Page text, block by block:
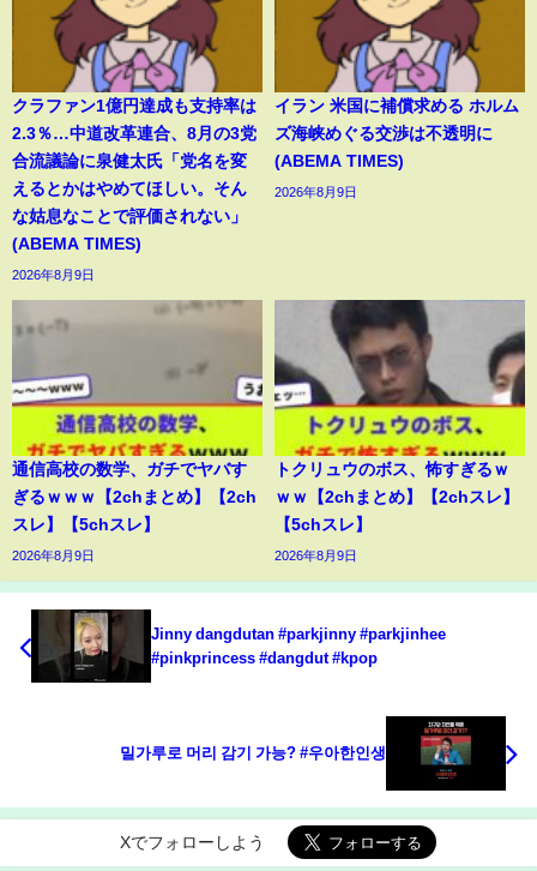
クラファン1億円達成も支持率は
2.3％…中道改革連合、8月の3党
合流議論に泉健太氏「党名を変
えるとかはやめてほしい。そん
な姑息なことで評価されない」
(ABEMA TIMES)
2026年8月9日
イラン 米国に補償求める ホルム
ズ海峡めぐる交渉は不透明に
(ABEMA TIMES)
2026年8月9日
通信高校の数学、ガチでヤバす
ぎるｗｗｗ【2chまとめ】【2ch
スレ】【5chスレ】
2026年8月9日
トクリュウのボス、怖すぎるｗ
ｗｗ【2chまとめ】【2chスレ】
【5chスレ】
2026年8月9日
Jinny dangdutan #parkjinny #parkjinhee
#pinkprincess #dangdut #kpop
밀가루로 머리 감기 가능? #우아한인생
Xでフォローしよう